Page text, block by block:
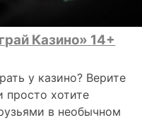
Казино» 14+
у казино? Верите
просто хотите
в необычном